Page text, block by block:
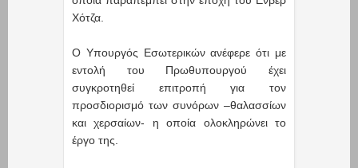
Χότζα.
Ο Υπουργός Εσωτερικών ανέφερε ότι με
εντολή του Πρωθυπουργού έχει
συγκροτηθεί επιτροπή για τον
προσδιορισμό των συνόρων –θαλασσίων
και χερσαίων- η οποία ολοκληρώνει το
έργο της.